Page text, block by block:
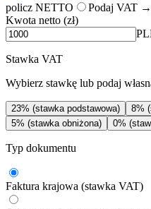
policz NETTO
Podaj VAT
Kwota netto (zł)
Stawka VAT
Wybierz stawkę lub podaj
23% (stawka podstawowa)
8%
5% (stawka obniżona)
0%
Typ dokumentu
Faktura krajowa (stawka VAT)